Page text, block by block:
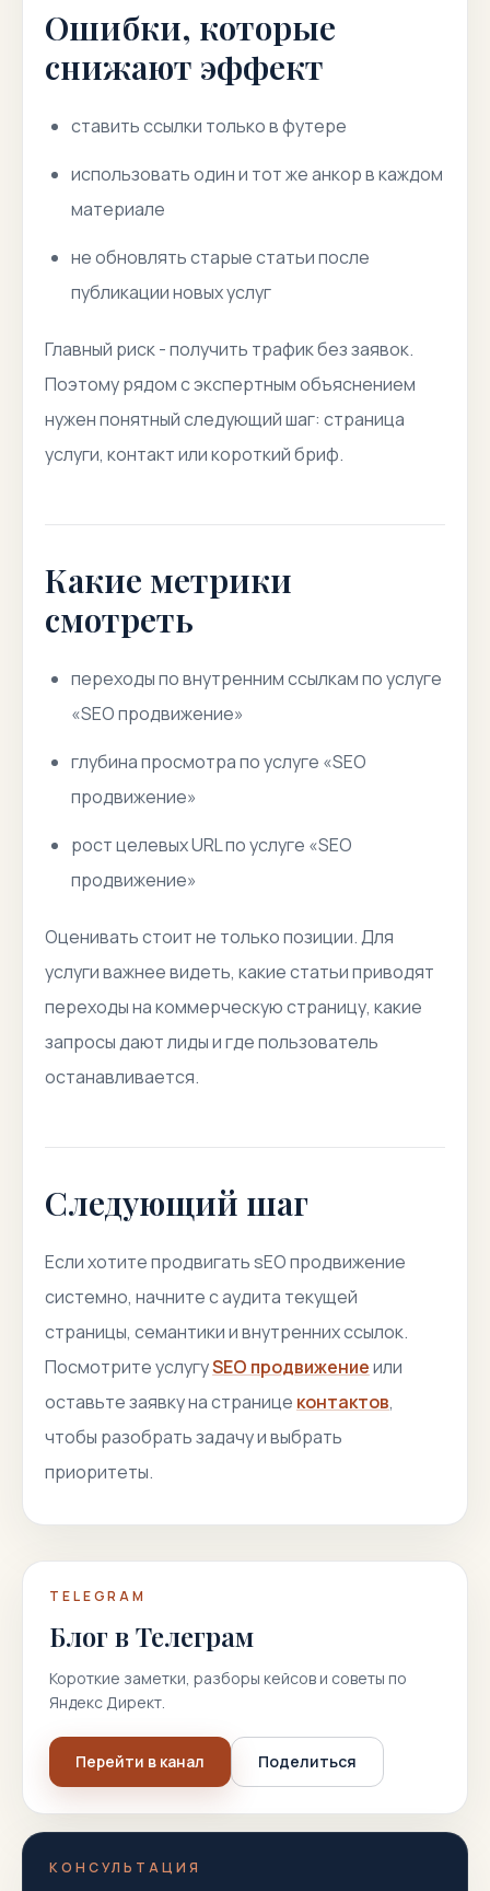
Ошибки, которые
снижают эффект
ставить ссылки только в футере
использовать один и тот же анкор в каждом
материале
не обновлять старые статьи после
публикации новых услуг
Главный риск - получить трафик без заявок.
Поэтому рядом с экспертным объяснением
нужен понятный следующий шаг: страница
услуги, контакт или короткий бриф.
Какие метрики
смотреть
переходы по внутренним ссылкам по услуге
«SEO продвижение»
глубина просмотра по услуге «SEO
продвижение»
рост целевых URL по услуге «SEO
продвижение»
Оценивать стоит не только позиции. Для
услуги важнее видеть, какие статьи приводят
переходы на коммерческую страницу, какие
запросы дают лиды и где пользователь
останавливается.
Следующий шаг
Если хотите продвигать sEO продвижение
системно, начните с аудита текущей
страницы, семантики и внутренних ссылок.
Посмотрите услугуSEO продвижениеили
оставьте заявку на странице контактов,
чтобы разобрать задачу и выбрать
приоритеты.
TELEGRAM
Блог в Телеграм
Короткие заметки, разборы кейсов и советы по
Яндекс Директ.
Перейти в канал Поделиться
КОНСУЛЬТАЦИЯ